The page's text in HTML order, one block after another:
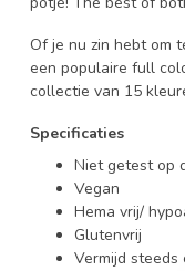
Of je nu zin hebt om
een populaire full
collectie van 15
Specificaties
Niet getest op
Vegan
Hema vrij/
Glutenvrij
Vermijd steeds